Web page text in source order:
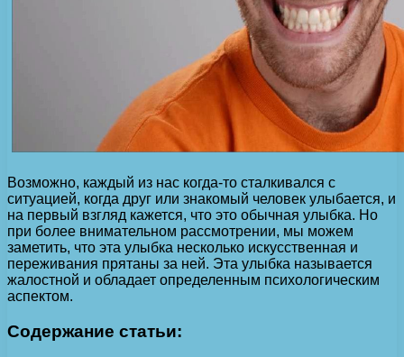
Возможно, каждый из нас когда-то сталкивался с
ситуацией, когда друг или знакомый человек улыбается, и
на первый взгляд кажется, что это обычная улыбка. Но
при более внимательном рассмотрении, мы можем
заметить, что эта улыбка несколько искусственная и
переживания прятаны за ней. Эта улыбка называется
жалостной и обладает определенным психологическим
аспектом.
Содержание статьи: